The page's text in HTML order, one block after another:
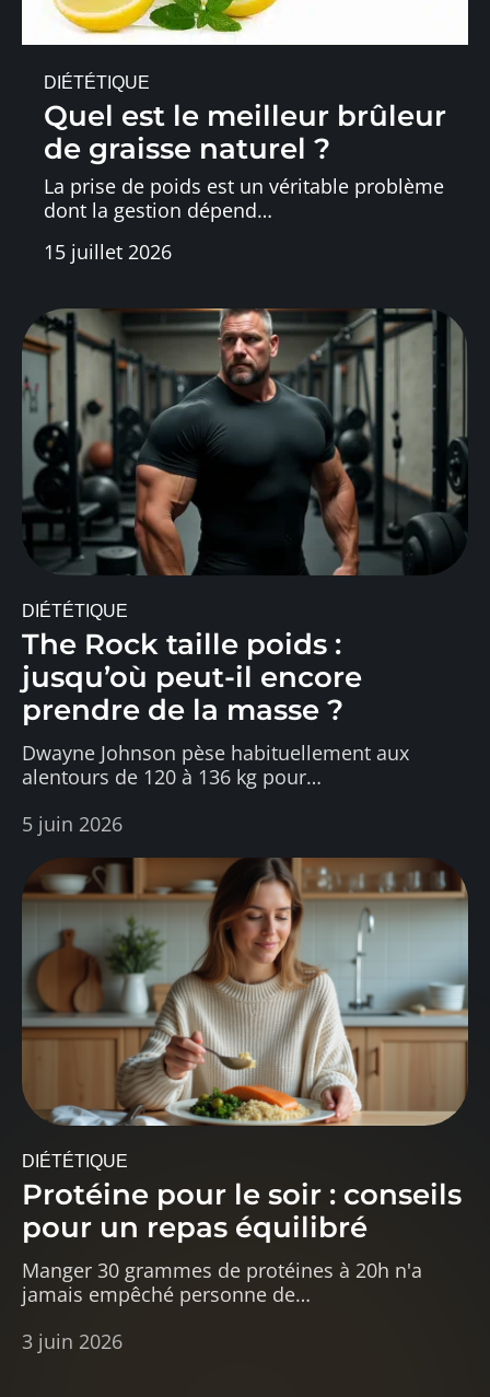
DIÉTÉTIQUE
Quel est le meilleur brûleur
de graisse naturel ?
La prise de poids est un véritable problème
dont la gestion dépend…
15 juillet 2026
DIÉTÉTIQUE
The Rock taille poids :
jusqu’où peut-il encore
prendre de la masse ?
Dwayne Johnson pèse habituellement aux
alentours de 120 à 136 kg pour…
5 juin 2026
DIÉTÉTIQUE
Protéine pour le soir : conseils
pour un repas équilibré
Manger 30 grammes de protéines à 20h n'a
jamais empêché personne de…
3 juin 2026